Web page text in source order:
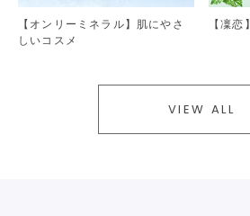
【オンリーミネラル】肌にやさ
しいコスメ
【凜恋】
VIEW ALL